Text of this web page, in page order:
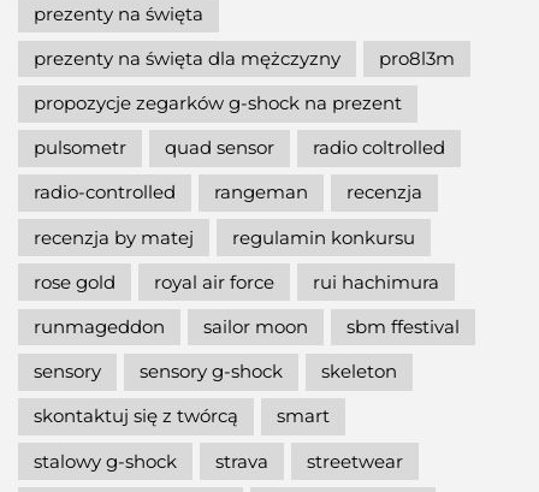
prezenty na święta
prezenty na święta dla mężczyzny
pro8l3m
propozycje zegarków g-shock na prezent
pulsometr
quad sensor
radio coltrolled
radio-controlled
rangeman
recenzja
recenzja by matej
regulamin konkursu
rose gold
royal air force
rui hachimura
runmageddon
sailor moon
sbm ffestival
sensory
sensory g-shock
skeleton
skontaktuj się z twórcą
smart
stalowy g-shock
strava
streetwear